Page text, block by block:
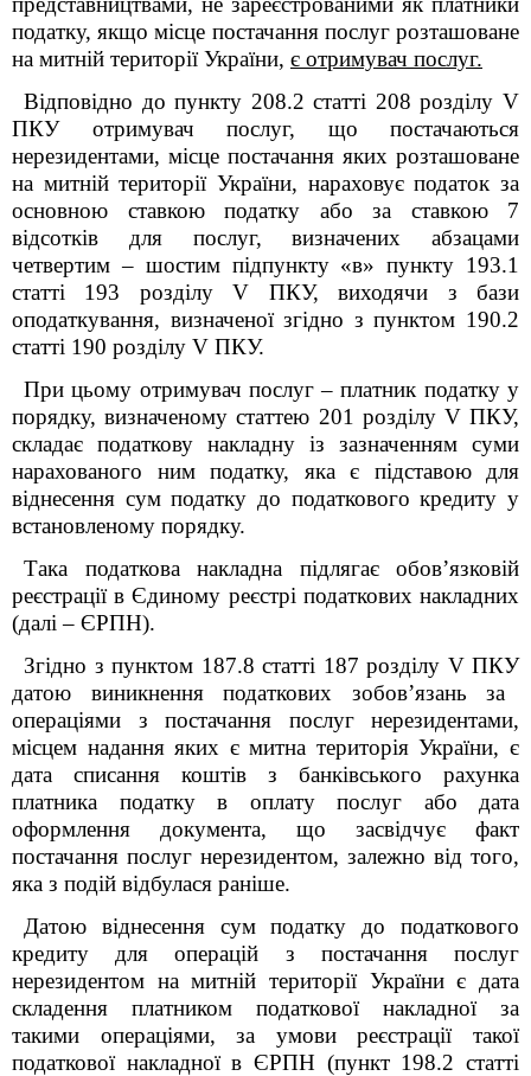
податку, якщо місце постачання послуг розташоване
на митній території України, є отримувач послуг.
Відповідно до пункту 208.2 статті 208 розділу V
ПКУ отримувач послуг, що постачаються
нерезидентами, місце постачання яких розташоване
на митній території України, нараховує податок за
основною ставкою податку або за ставкою 7
відсотків для послуг, визначених абзацами
четвертим – шостим підпункту «в» пункту 193.1
статті 193 розділу V ПКУ, виходячи з бази
оподаткування, визначеної згідно з пунктом 190.2
статті 190 розділу V ПКУ.
При цьому отримувач послуг – платник податку у
порядку, визначеному статтею 201 розділу V ПКУ,
складає податкову накладну із зазначенням суми
нарахованого ним податку, яка є підставою для
віднесення сум податку до податкового кредиту у
встановленому порядку.
Така податкова накладна підлягає обов’язковій
реєстрації в Єдиному реєстрі податкових накладних
(далі – ЄРПН).
Згідно з пунктом 187.8 статті 187 розділу V ПКУ
датою виникнення податкових зобов’язань за
операціями з постачання послуг нерезидентами,
місцем надання яких є митна територія України, є
дата списання коштів з банківського рахунка
платника податку в оплату послуг або дата
оформлення документа, що засвідчує факт
постачання послуг нерезидентом, залежно від того,
яка з подій відбулася раніше.
Датою віднесення сум податку до податкового
кредиту для операцій з постачання послуг
нерезидентом на митній території України є дата
складення платником податкової накладної за
такими операціями, за умови реєстрації такої
податкової накладної в ЄРПН (пункт198.2 статті